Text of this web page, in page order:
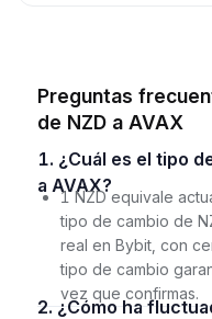
Preguntas
de NZD a AVAX
1. ¿Cuál es el tipo de cambio actual de 1 NZD
a AVAX?
1 NZD equivale
tipo de cambio de
real en Bybit, con
tipo de cambio
vez que confirmas.
2. ¿Cómo ha fluctuado en 24 horas el tipo de